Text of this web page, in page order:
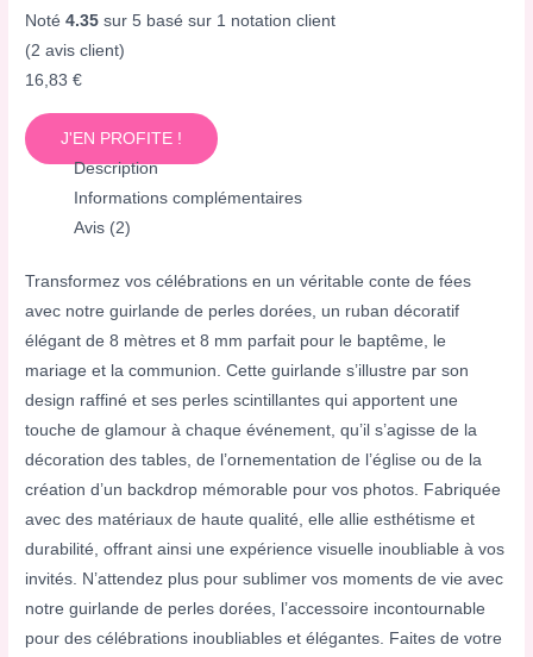
Noté4.35 sur 5 basé sur 1 notation client
(2 avis client)
16,83€
J'EN PROFITE !
Description
Informations complémentaires
Avis (2)
Transformez vos célébrations en un véritable conte de fées
avec notre guirlande de perles dorées, un ruban décoratif
élégant de 8 mètres et 8 mm parfait pour le baptême, le
mariage et la communion. Cette guirlande s’illustre par son
design raffiné et ses perles scintillantes qui apportent une
touche de glamour à chaque événement, qu’il s’agisse de la
décoration des tables, de l’ornementation de l’église ou de la
création d’un backdrop mémorable pour vos photos. Fabriquée
avec des matériaux de haute qualité, elle allie esthétisme et
durabilité, offrant ainsi une expérience visuelle inoubliable à vos
invités. N’attendez plus pour sublimer vos moments de vie avec
notre guirlande de perles dorées, l’accessoire incontournable
pour des célébrations inoubliables et élégantes. Faites de votre